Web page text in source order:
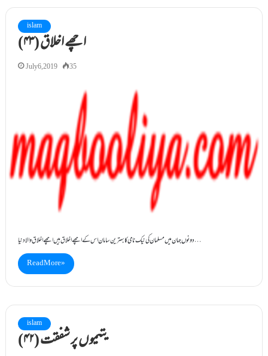
islam
(۴۳) اچھے اخلاق
July 6, 2019 35
دونوں جہان میں مسلمان کی نیک نامی کا بہترین سامان اس کے اچھے اخلا ق ہیں اچھے اخلاق والا دنیا…
Read More »
islam
(۴۲) یتیموں پر شفقت